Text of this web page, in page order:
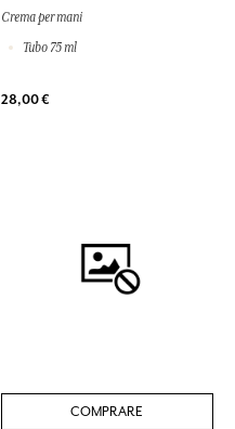
Crema per mani
Tubo 75 ml
28,00 €
COMPRARE